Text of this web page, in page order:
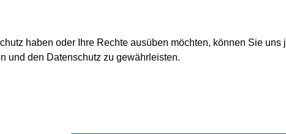
haben oder Ihre Rechte ausüben möchten, können Sie
und den Datenschutz zu gewährleisten.